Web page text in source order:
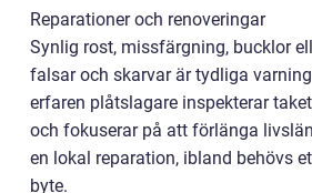
Reparationer och renoveringar
Synlig rost, missfärgning, bucklor
falsar och skarvar är tydliga
erfaren plåtslagare inspekterar
och fokuserar på att förlänga
en lokal reparation, ibland behövs
byte.